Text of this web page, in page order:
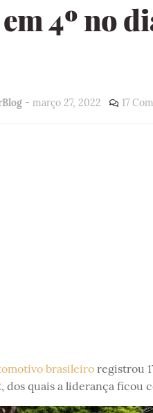
4º no
- março 27, 2022 17
brasileiroregistrou
dos quais a liderança ficou